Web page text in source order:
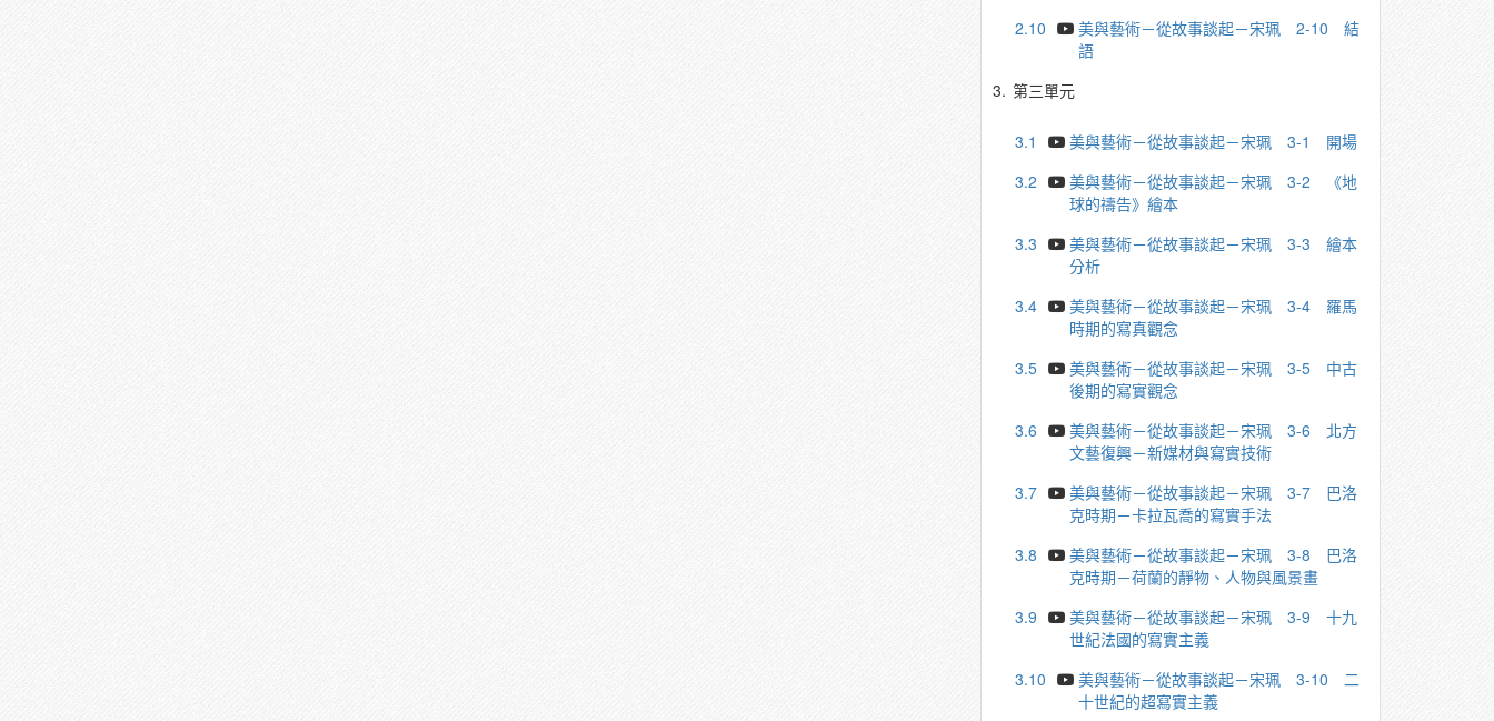
2.10
美與藝術－從故事談起－宋珮 2-10 結
語
3. 第三單元
3.1
美與藝術－從故事談起－宋珮 3-1 開場
3.2
美與藝術－從故事談起－宋珮 3-2 《地
球的禱告》繪本
3.3
美與藝術－從故事談起－宋珮 3-3 繪本
分析
3.4
美與藝術－從故事談起－宋珮 3-4 羅馬
時期的寫真觀念
3.5
美與藝術－從故事談起－宋珮 3-5 中古
後期的寫實觀念
3.6
美與藝術－從故事談起－宋珮 3-6 北方
文藝復興－新媒材與寫實技術
3.7
美與藝術－從故事談起－宋珮 3-7 巴洛
克時期－卡拉⽡喬的寫實⼿法
3.8
美與藝術－從故事談起－宋珮 3-8 巴洛
克時期－荷蘭的靜物、人物與風景畫
3.9
美與藝術－從故事談起－宋珮 3-9 ⼗九
世紀法國的寫實主義
3.10
美與藝術－從故事談起－宋珮 3-10 二
十世紀的超寫實主義